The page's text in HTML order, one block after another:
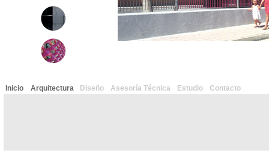
Inicio Arquitectura Diseño Asesoría Técnica Estudio Contacto